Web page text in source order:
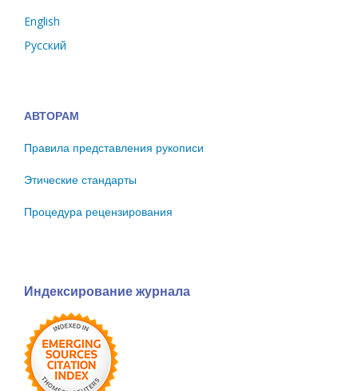
English
Русский
АВТОРАМ
Правила представления рукописи
Этические стандарты
Процедура рецензирования
Индексирование журнала